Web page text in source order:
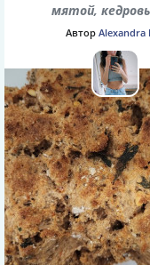
мятой,
орешками и
Автор Alexandra